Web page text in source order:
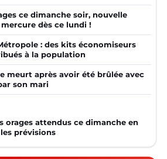
ce dimanche soir, nouvelle
dès ce lundi !
: des kits économiseurs
à la population
meurt après avoir été brûlée avec
son mari
orages attendus ce dimanche en
prévisions